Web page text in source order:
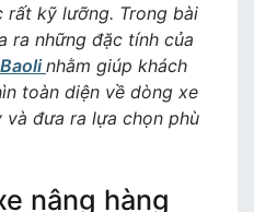
đặc
tính
rất kỹ lưỡng. Trong bài
ra những đặc tính của
nhằm giúp khách
toàn diện về dòng xe
và đưa ra lựa chọn phù
nâng hàng